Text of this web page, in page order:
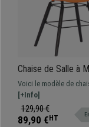
Chaise de Salle à
SUMMER Orange,
Nordique, Pieds en
Noir
Voici le modèle de
pour donner une touche
modernité à votre salle
ou cuisine. Cette
[+Info]
129,90 €
89,90 € HT